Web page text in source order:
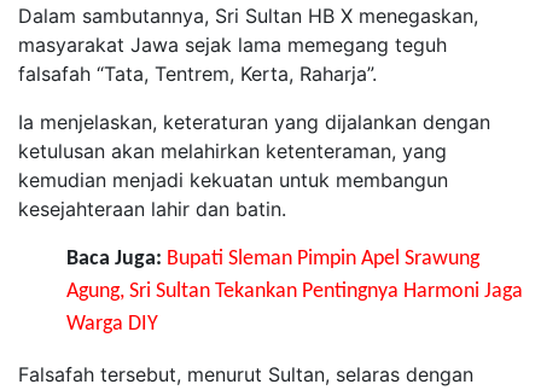
Dalam sambutannya, Sri Sultan HB X menegaskan,
masyarakat Jawa sejak lama memegang teguh
falsafah “Tata, Tentrem, Kerta, Raharja”.
Ia menjelaskan, keteraturan yang dijalankan dengan
ketulusan akan melahirkan ketenteraman, yang
kemudian menjadi kekuatan untuk membangun
kesejahteraan lahir dan batin.
Baca Juga: Bupati Sleman Pimpin Apel Srawung
Agung, Sri Sultan Tekankan Pentingnya Harmoni Jaga
Warga DIY
Falsafah tersebut, menurut Sultan, selaras dengan